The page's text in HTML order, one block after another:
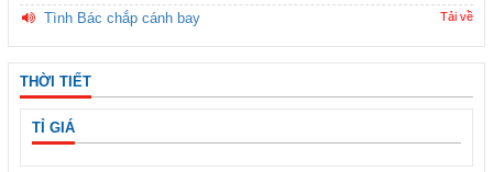
Tình Bác chắp cánh bay Tải về
THỜI TIẾT
TỈ GIÁ